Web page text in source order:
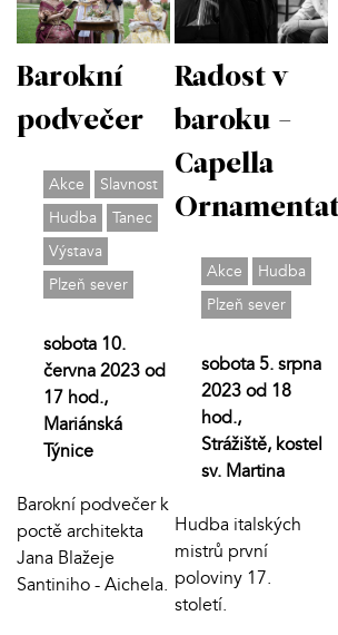
Barokní
podvečer
Akce
Slavnost
Hudba
Tanec
Výstava
Plzeň sever
sobota 10.
června 2023 od
17 hod.,
Mariánská
Týnice
Barokní podvečer k
poctě architekta
Jana Blažeje
Santiniho - Aichela.
Radost v
baroku -
Capella
Akce
Hudba
Plzeň sever
sobota 5. srpna
2023 od 18
hod.,
Strážiště, kostel
sv. Martina
Hudba italských
mistrů první
poloviny 17.
století.